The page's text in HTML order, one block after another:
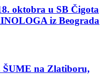
oktobra u SB Čigota
iz Beograda
na Zlatiboru,